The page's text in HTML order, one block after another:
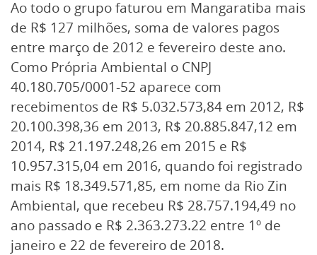
Ao todo o grupo faturou em Mangaratiba mais
de R$ 127 milhões, soma de valores pagos
entre março de 2012 e fevereiro deste ano.
Como Própria Ambiental o CNPJ
40.180.705/0001-52 aparece com
recebimentos de R$ 5.032.573,84 em 2012, R$
20.100.398,36 em 2013, R$ 20.885.847,12 em
2014, R$ 21.197.248,26 em 2015 e R$
10.957.315,04 em 2016, quando foi registrado
mais R$ 18.349.571,85, em nome da Rio Zin
Ambiental, que recebeu R$ 28.757.194,49 no
ano passado e R$ 2.363.273.22 entre 1º de
janeiro e 22 de fevereiro de 2018.